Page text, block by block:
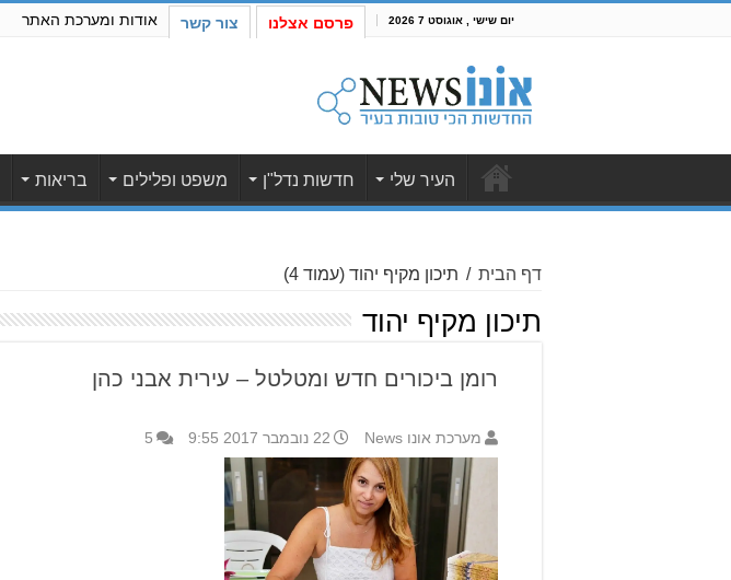
יום שישי , אוגוסט 7 2026 פרסם אצלנו צור קשר אודות ומערכת האתר
העיר שלי חדשות נדל"ן משפט ופלילים בריאות
דף הבית / תיכון מקיף יהוד (עמוד 4)
תיכון מקיף יהוד
רומן ביכורים חדש ומטלטל – עירית אבני כהן
מערכת אונו News 22 נובמבר 2017 9:55 5